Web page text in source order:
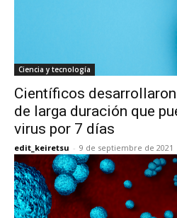
Ciencia y tecnología
Científicos
de larga duración que
virus por 7 días
edit_keiretsu - 9 de septiembre de 2021